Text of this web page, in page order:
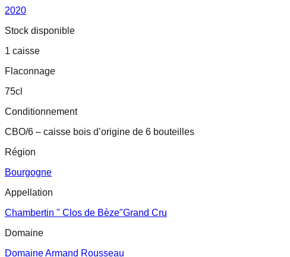
2020
Stock disponible
1 caisse
Flaconnage
75cl
Conditionnement
CBO/6 – caisse bois d’origine de 6 bouteilles
Région
Bourgogne
Appellation
Chambertin " Clos de Bèze"Grand Cru
Domaine
Domaine Armand Rousseau